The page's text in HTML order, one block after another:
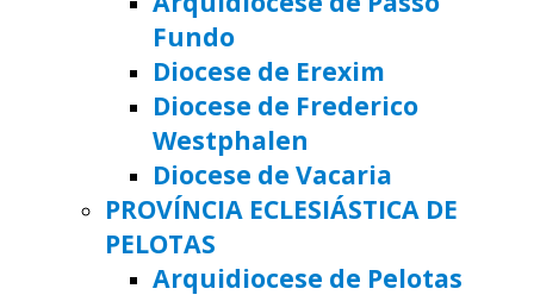
Fundo
Diocese de Erexim
Diocese de Frederico
Westphalen
Diocese de Vacaria
PROVÍNCIA ECLESIÁSTICA DE
PELOTAS
Arquidiocese de Pelotas